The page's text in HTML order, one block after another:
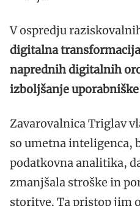
V ospredju
digitalna
naprednih digitalnih
izboljšanje
Zavarovalnica Triglav
so umetna inteligenca,
podatkovna analitika,
zmanjšala stroške in
storitve. Ta pristop jim